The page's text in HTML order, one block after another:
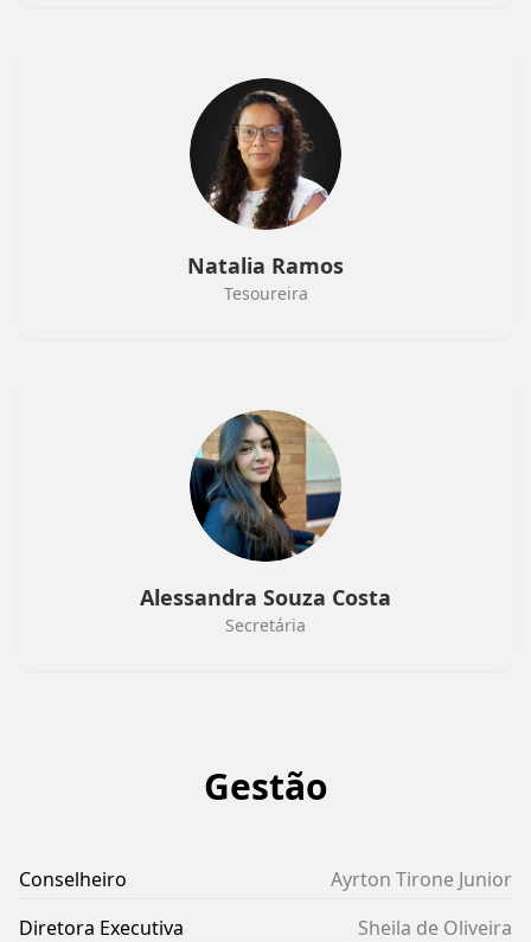
Natalia Ramos
Tesoureira
Alessandra Souza Costa
Secretária
Gestão
Conselheiro
Ayrton Tirone Junior
Diretora Executiva
Sheila de Oliveira